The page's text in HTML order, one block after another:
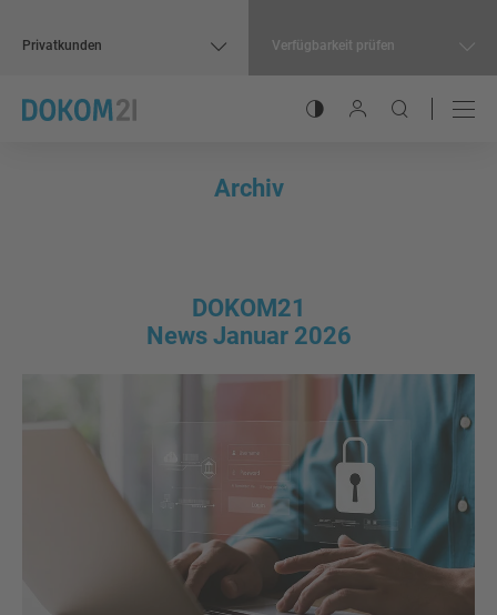
Privatkunden Verfügbarkeit prüfen
Hauptnavigation
Kontrastmodus
Benutzer-Menü
Suche öffnen
Archiv
DOKOM21
News Januar 2026